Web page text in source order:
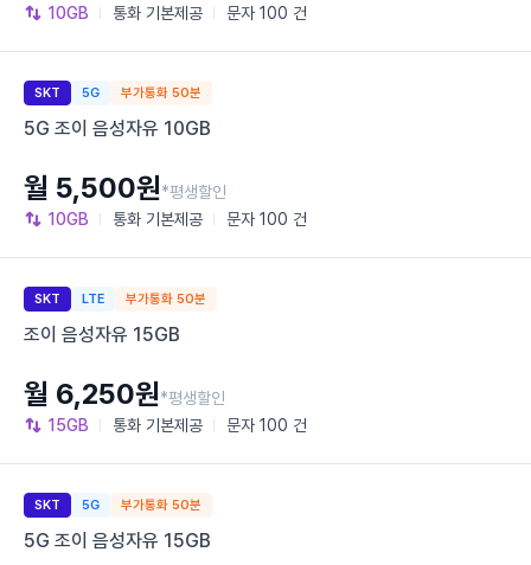
10GB 통화 기본제공 문자 100 건
SKT 5G 부가통화 50분
5G 조이 음성자유 10GB
10GB 통화 기본제공 문자 100 건
월 5,500원*평생할인
SKT LTE 부가통화 50분
조이 음성자유 15GB
15GB 통화 기본제공 문자 100 건
월 6,250원*평생할인
SKT 5G 부가통화 50분
5G 조이 음성자유 15GB